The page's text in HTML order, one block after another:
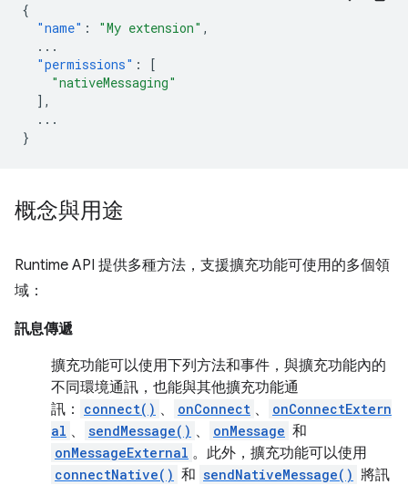
{
"name" : "My extension" ,
...
"permissions" :
[
"nativeMessaging"
],
...
}
概念與用途
Runtime API 提供多種方法，支援擴充功能可使用的多個領
域：
訊息傳遞
擴充功能可以使用下列方法和事件，與擴充功能內的
不同環境通訊，也能與其他擴充功能通
訊：
connect() 、 onConnect 、
onConnectExtern
al 、 sendMessage() 、 onMessage 和
onMessageExternal 。此外，擴充功能可以使用
connectNative() 和 sendNativeMessage() 將訊